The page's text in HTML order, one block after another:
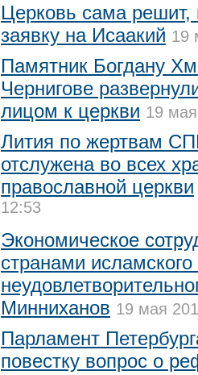
Церковь сама решит,
заявку на Исаакий 19
Памятник Богдану
Чернигове
лицом к церкви 19
Лития по жертвам
отслужена во всех
православной церкви
12:53
Экономическое
странами
Минниханов 19 мая
Парламент
повестку вопрос о